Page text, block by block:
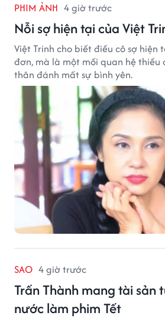
PHIM ẢNH 4 giờ trước
Nỗi sợ hiện tại của Việt
Việt Trinh cho biết điều cô sợ hiện
đơn, mà là một mối quan hệ thiếu
thân đánh mất sự bình yên.
SAO 4 giờ trước
Trấn Thành mang tài sản
nước làm phim Tết